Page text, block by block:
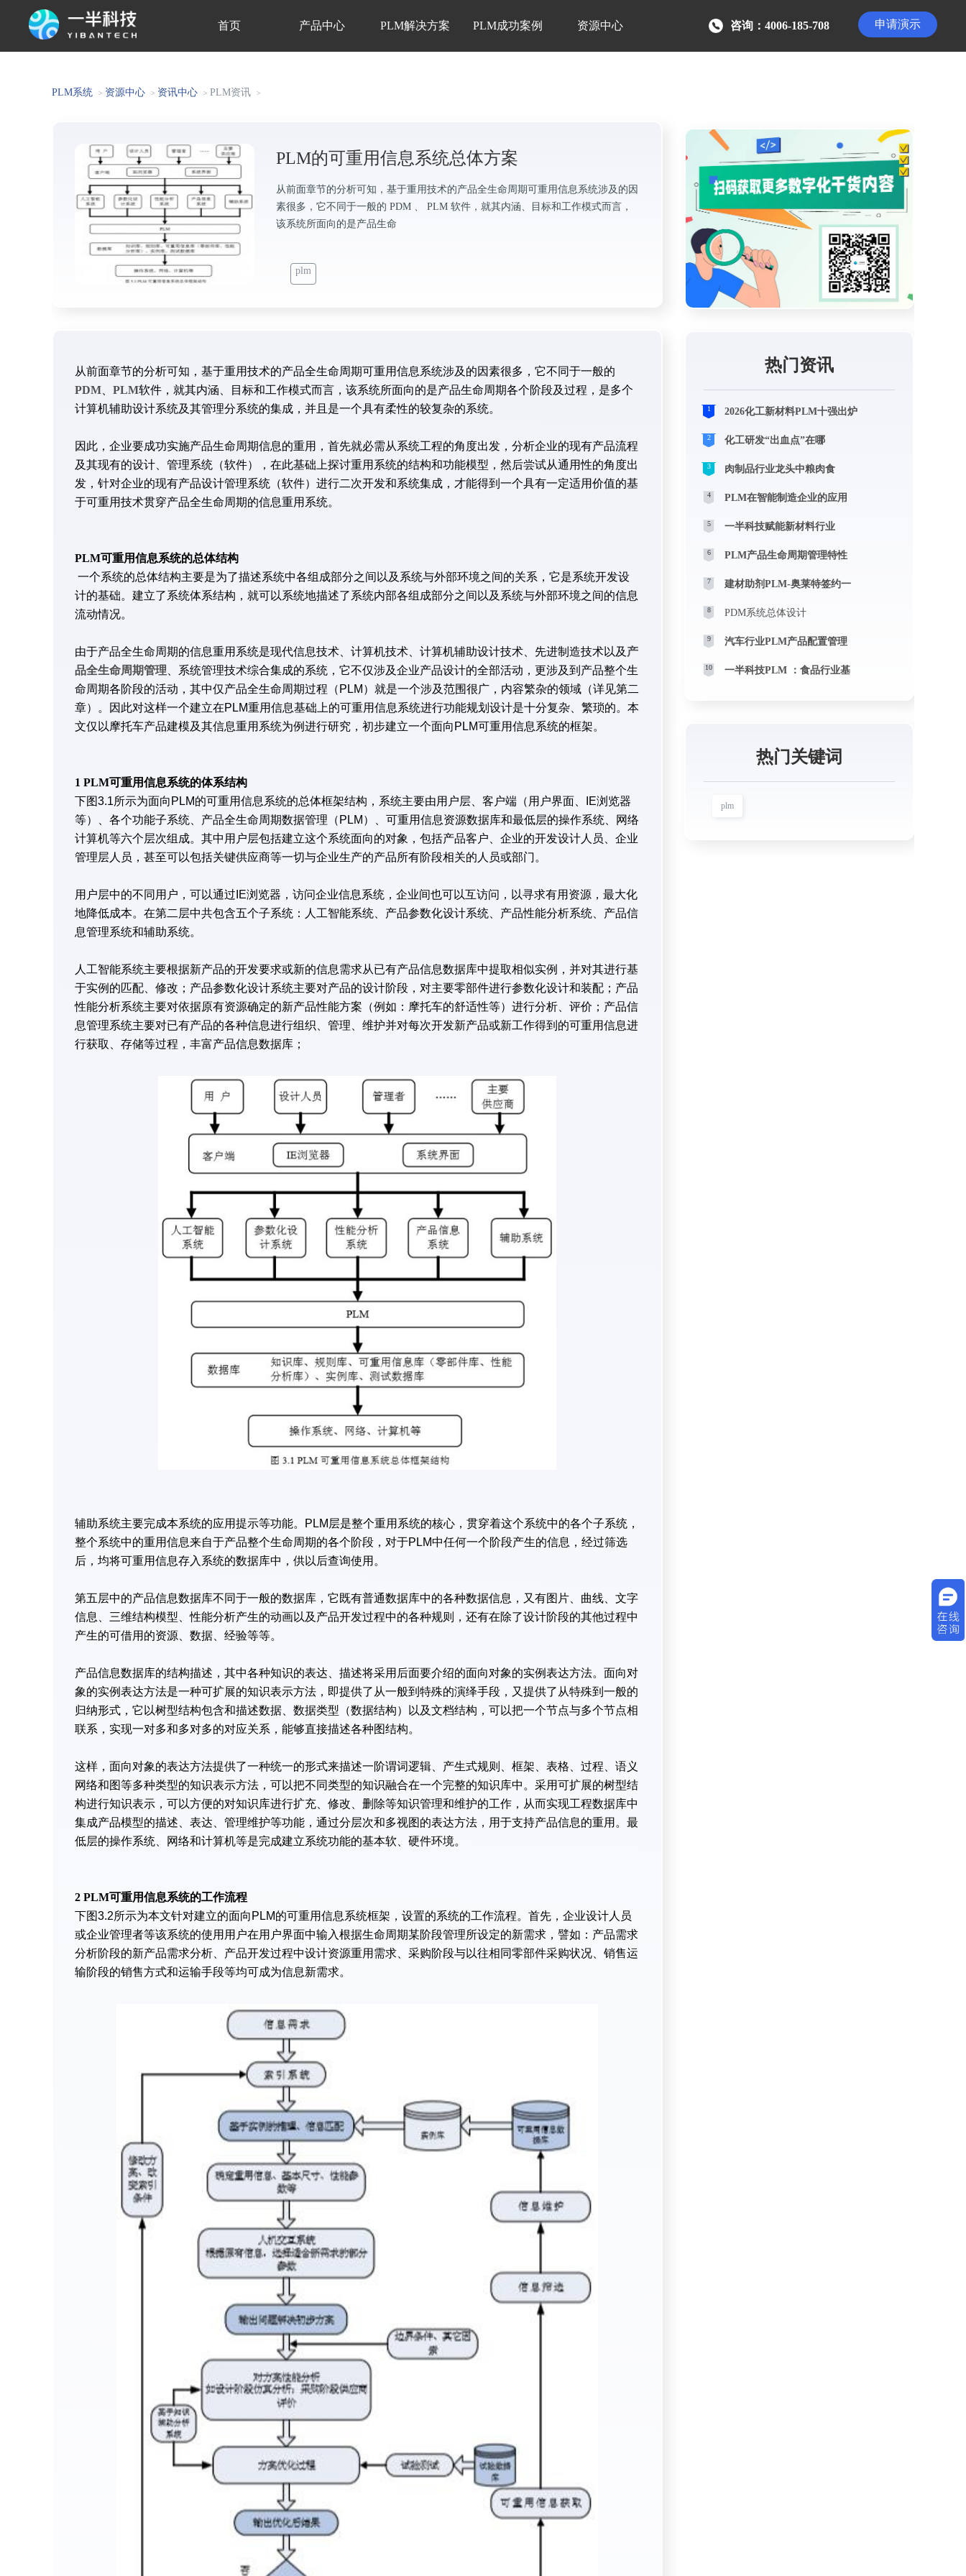
首页 产品中心 PLM解决方案 PLM成功案例 资源中心 申请演示
咨询：4006-185-708
PLM系统 > 资源中心 > 资讯中心 > PLM资讯 >
PLM的可重用信息系统总体方案
从前面章节的分析可知，基于重用技术的产品全生命周期可重用信息系统涉及的因
素很多，它不同于一般的 PDM 、 PLM 软件，就其内涵、目标和工作模式而言，
该系统所面向的是产品生命
plm
从前面章节的分析可知，基于重用技术的产品全生命周期可重用信息系统涉及的因素很多，它不同于一般的
PDM
PLM软件，就其内涵、目标和工作模式而言，该系统所面向的是产品生命周期各个阶段及过程，是多个
计算机辅助设计系统及其管理分系统的集成，并且是一个具有柔性的较复杂的系统。
因此，企业要成功实施产品生命周期信息的重用，首先就必需从系统工程的角度出发，分析企业的现有产品流程
及其现有的设计、管理系统（软件），在此基础上探讨重用系统的结构和功能模型，然后尝试从通用性的角度出
发，针对企业的现有产品设计管理系统（软件）进行二次开发和系统集成，才能得到一个具有一定适用价值的基
于可重用技术贯穿产品全生命周期的信息重用系统。
PLM可重用信息系统的总体结构
一个系统的总体结构主要是为了描述系统中各组成部分之间以及系统与外部环境之间的关系，它是系统开发设
计的基础。建立了系统体系结构，就可以系统地描述了系统内部各组成部分之间以及系统与外部环境之间的信息
流动情况。
由于产品全生命周期的信息重用系统是现代信息技术、计算机技术、计算机辅助设计技术、先进制造技术以及 产
品全生命周期管理 、系统管理技术综合集成的系统，它不仅涉及企业产品设计的全部活动，更涉及到产品整个生
命周期各阶段的活动，其中仅产品全生命周期过程（PLM）就是一个涉及范围很广，内容繁杂的领域（详见第二
章）。因此对这样一个建立在PLM重用信息基础上的可重用信息系统进行功能规划设计是十分复杂、繁琐的。本
文仅以摩托车产品建模及其信息重用系统为例进行研究，初步建立一个面向PLM可重用信息系统的框架。
1 PLM可重用信息系统的体系结构
下图3.1所示为面向PLM的可重用信息系统的总体框架结构，系统主要由用户层、客户端（用户界面、IE浏览器
等）、各个功能子系统、产品全生命周期数据管理（PLM）、可重用信息资源数据库和最低层的操作系统、网络
计算机等六个层次组成。其中用户层包括建立这个系统面向的对象，包括产品客户、企业的开发设计人员、企业
管理层人员，甚至可以包括关键供应商等一切与企业生产的产品所有阶段相关的人员或部门。
用户层中的不同用户，可以通过IE浏览器，访问企业信息系统，企业间也可以互访问，以寻求有用资源，最大化
地降低成本。在第二层中共包含五个子系统：人工智能系统、产品参数化设计系统、产品性能分析系统、产品信
息管理系统和辅助系统。
人工智能系统主要根据新产品的开发要求或新的信息需求从已有产品信息数据库中提取相似实例，并对其进行基
于实例的匹配、修改；产品参数化设计系统主要对产品的设计阶段，对主要零部件进行参数化设计和装配；产品
性能分析系统主要对依据原有资源确定的新产品性能方案（例如：摩托车的舒适性等）进行分析、评价；产品信
息管理系统主要对已有产品的各种信息进行组织、管理、维护并对每次开发新产品或新工作得到的可重用信息进
行获取、存储等过程，丰富产品信息数据库；
辅助系统主要完成本系统的应用提示等功能。PLM层是整个重用系统的核心，贯穿着这个系统中的各个子系统，
整个系统中的重用信息来自于产品整个生命周期的各个阶段，对于PLM中任何一个阶段产生的信息，经过筛选
后，均将可重用信息存入系统的数据库中，供以后查询使用。
第五层中的产品信息数据库不同于一般的数据库，它既有普通数据库中的各种数据信息，又有图片、曲线、文字
信息、三维结构模型、性能分析产生的动画以及产品开发过程中的各种规则，还有在除了设计阶段的其他过程中
产生的可借用的资源、数据、经验等等。
产品信息数据库的结构描述，其中各种知识的表达、描述将采用后面要介绍的面向对象的实例表达方法。面向对
象的实例表达方法是一种可扩展的知识表示方法，即提供了从一般到特殊的演绎手段，又提供了从特殊到一般的
归纳形式，它以树型结构包含和描述数据、数据类型（数据结构）以及文档结构，可以把一个节点与多个节点相
联系，实现一对多和多对多的对应关系，能够直接描述各种图结构。
这样，面向对象的表达方法提供了一种统一的形式来描述一阶谓词逻辑、产生式规则、框架、表格、过程、语义
网络和图等多种类型的知识表示方法，可以把不同类型的知识融合在一个完整的知识库中。采用可扩展的树型结
构进行知识表示，可以方便的对知识库进行扩充、修改、删除等知识管理和维护的工作，从而实现工程数据库中
集成产品模型的描述、表达、管理维护等功能，通过分层次和多视图的表达方法，用于支持产品信息的重用。最
低层的操作系统、网络和计算机等是完成建立系统功能的基本软、硬件环境。
2 PLM可重用信息系统的工作流程
下图3.2所示为本文针对建立的面向PLM的可重用信息系统框架，设置的系统的工作流程。首先，企业设计人员
或企业管理者等该系统的使用用户在用户界面中输入根据生命周期某阶段管理所设定的新需求，譬如：产品需求
分析阶段的新产品需求分析、产品开发过程中设计资源重用需求、采购阶段与以往相同零部件采购状况、销售运
输阶段的销售方式和运输手段等均可成为信息新需求。
热门资讯
1 2026化工新材料PLM十强出炉
2 化工研发“出血点”在哪
3 肉制品行业龙头中粮肉食
4 PLM在智能制造企业的应用
5 一半科技赋能新材料行业
6 PLM产品生命周期管理特性
7 建材助剂PLM-奥莱特签约一
8 PDM系统总体设计
9 汽车行业PLM产品配置管理
10 一半科技PLM ：食品行业基
热门关键词
plm